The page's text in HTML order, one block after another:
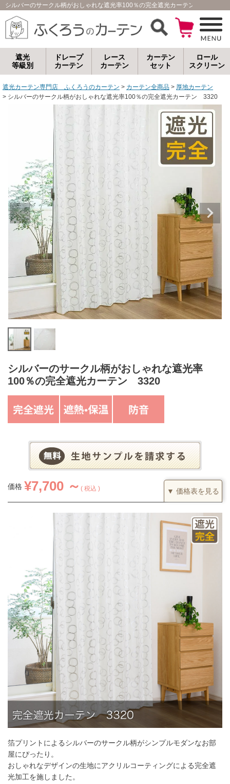
シルバーのサークル柄がおしゃれな遮光率100％の完全遮光カーテン 3320｜遮
遮光
等級別
ドレープ
カーテン
レース
カーテン
カーテン
セット
ロール
スクリーン
遮光カーテン専門店 ふくろうのカーテン カーテン全商品
厚地カーテン
シルバーのサークル柄がおしゃれな遮光率100％の完全遮光カーテン 3320
シルバーのサークル柄がおしゃれな遮光率
100％の完全遮光カーテン 3320
価格 ¥7,700 ～ 税込 ▼ 価格表を見る
カーテンの仕上がり幅に対して1.5倍の生地を利用し、上部を2つ
山のヒダでつまみます。すっきりとした印象になるベーシックな
つまみです。
(価格は税込です)
丈／幅
51～100 101～200 201～300
55～
7,700円 15,400円 23,100円 30,800円
141～
200
8,800
201～
260
9,900円 19,800円 29,700円 39,600 円
幅101cm以上のサイズをご注文の場合は生地に幅継ぎが入りま
す。
箔プリントによるシルバーのサークル柄がシンプルモダンなお部
屋にぴったり。
おしゃれなデザインの生地にアクリルコーティングによる完全遮
光加工を施しました。